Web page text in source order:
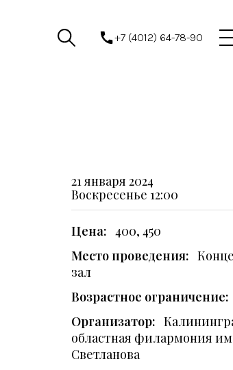
+7 (4012) 64-78-90
21 января 2024
Воскресенье 12:00
Цена: 400, 450
Место проведения:
зал
Возрастное ограничение:
Организатор:
областная филармония
Светланова